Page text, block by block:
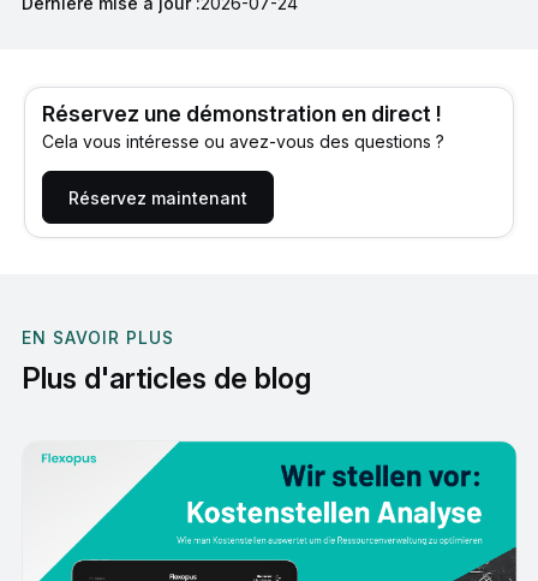
Réservez une démonstration en direct !
Cela vous intéresse ou avez-vous des questions ?
Réservez maintenant
EN SAVOIR PLUS
Plus d'articles de blog